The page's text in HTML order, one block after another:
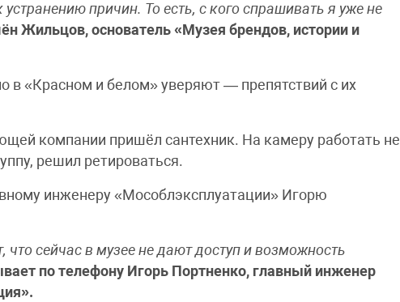
устранению причин. То есть, с кого спрашивать я уже не
Жильцов, основатель «Музея брендов, истории и
в «Красном и белом» уверяют — препятствий с их
компании пришёл сантехник. На камеру работать не
решил ретироваться.
инженеру «Мособлэксплуатации» Игорю
что сейчас в музее не дают доступ и возможность
по телефону Игорь Портненко, главный инженер